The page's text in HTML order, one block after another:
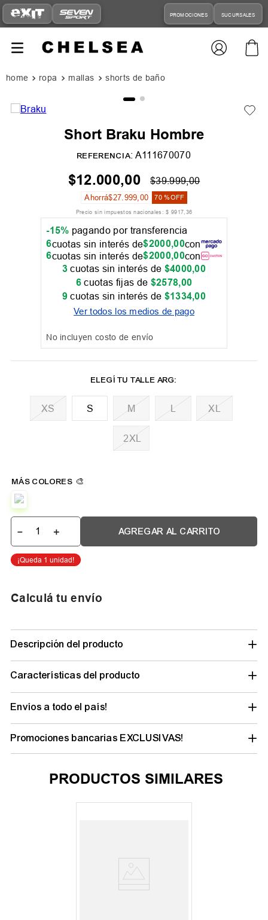
PROMOCIONES SUCURSALES
ropa mallas shorts de baño
Short Braku Hombre
REFERENCIA: A111670070
$12.000,00 $39.999,00
Ahorrá$27.999,00 70 %OFF
Precio sin impuestos nacionales:$ 9917,36
-15% pagando por transferencia
6cuotas sin interés de$2000,00con
6cuotas sin interés de$2000,00con
3 cuotas sin interés de $4000,00
6 cuotas fijas de $2578,00
9 cuotas sin interés de $1334,00
Ver todos los medios de pago
No incluyen costo de envío
XS M L XL
2XL
＋
－ AGREGAR AL CARRITO
Calculá tu envío
Descripción del producto
Características del producto
Envíos a todo el país!
Promociones bancarias EXCLUSIVAS!
PRODUCTOS SIMILARES